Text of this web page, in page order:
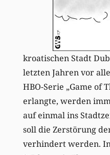
kroatischen Stadt
letzten Jahren vor
HBO-Serie „Game of
erlangte, werden
auf einmal ins
soll die Zerstörung
verhindert werden.